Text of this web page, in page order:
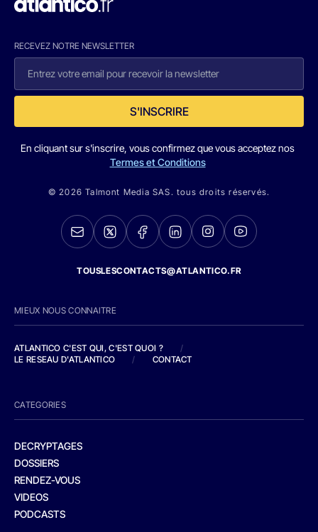
RECEVEZ NOTRE NEWSLETTER
S'INSCRIRE
En cliquant sur s'inscrire, vous confirmez que vous acceptez nos
Termes et Conditions
© 2026 Talmont Media SAS. tous droits réservés.
TOUSLESCONTACTS@ATLANTICO.FR
MIEUX NOUS CONNAITRE
ATLANTICO C'EST QUI, C'EST QUOI ?
/
LE RESEAU D'ATLANTICO
/ CONTACT
CATEGORIES
DECRYPTAGES
DOSSIERS
RENDEZ-VOUS
VIDEOS
PODCASTS